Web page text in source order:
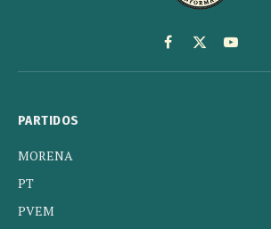
Facebook
X
(Twitter)
YouTube
PARTIDOS
MORENA
PT
PVEM